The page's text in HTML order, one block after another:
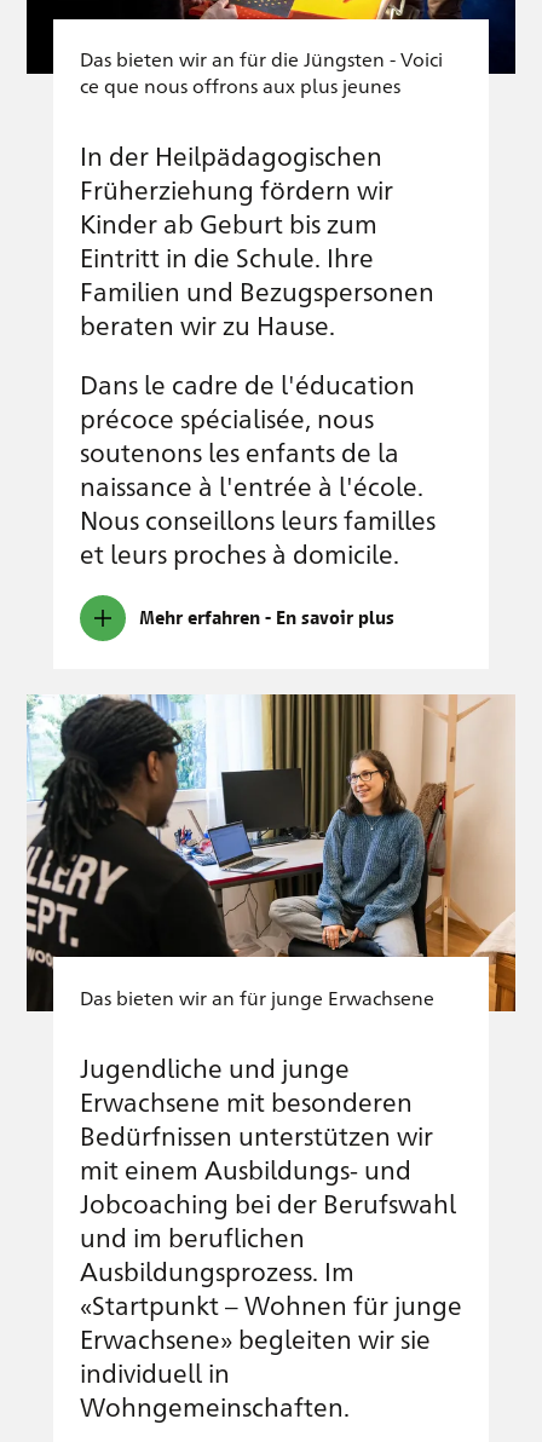
Das bieten wir an für die Jüngsten - Voici
ce que nous offrons aux plus jeunes
In der Heilpädagogischen
Früherziehung fördern wir
Kinder ab Geburt bis zum
Eintritt in die Schule. Ihre
Familien und Bezugspersonen
beraten wir zu Hause.
Dans le cadre de l'éducation
précoce spécialisée, nous
soutenons les enfants de la
naissance à l'entrée à l'école.
Nous conseillons leurs familles
et leurs proches à domicile.
Mehr erfahren - En savoir plus
Das bieten wir an für junge Erwachsene
Jugendliche und junge
Erwachsene mit besonderen
Bedürfnissen unterstützen wir
mit einem Ausbildungs- und
Jobcoaching bei der Berufswahl
und im beruflichen
Ausbildungsprozess. Im
«Startpunkt – Wohnen für junge
Erwachsene» begleiten wir sie
individuell in
Wohngemeinschaften.